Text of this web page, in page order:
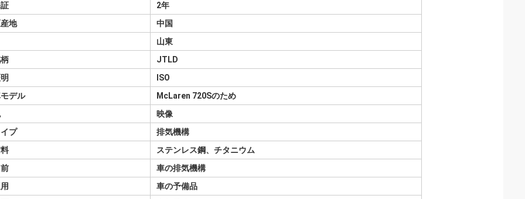
2年
地
中国
山東
JTLD
ISO
デル
McLaren 720Sのため
映像
プ
排気機構
ステンレス鋼、チタニウム
車の排気機構
車の予備品